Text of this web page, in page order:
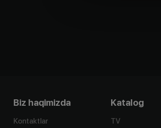
Biz haqimizda
Kontaktlar
Katalog
TV